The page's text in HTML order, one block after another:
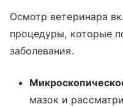
Осмотр ветеринара
процедуры, которые
заболевания.
мазок и